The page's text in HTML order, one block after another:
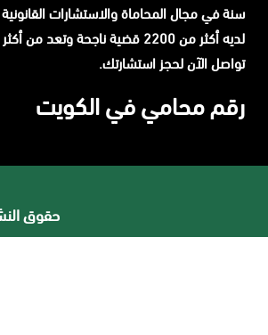
سنة في مجال المحاماة والاستشارات
لديه أكثر من 2200 قضية ناجحة وتعد
تواصل الآن لحجز استشارتك.
رقم محامي في الكويت
حقوق النشر 2026 © جميع